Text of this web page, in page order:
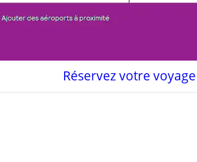
Réservez votre voyage